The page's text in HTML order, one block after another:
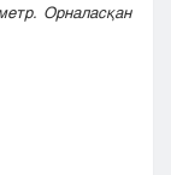
Орналасқан